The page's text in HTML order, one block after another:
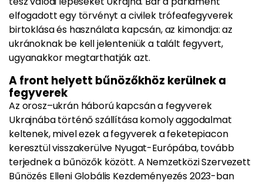
elfogadott egy törvényt a civilek trófeafegyverek
birtoklása és használata kapcsán, az kimondja: az
ukránoknak be kell jelenteniük a talált fegyvert,
ugyanakkor megtarthatják azt.
A front helyett bűnözőkhöz kerülnek a
fegyverek
Az orosz–ukrán háború kapcsán a fegyverek
Ukrajnába történő szállítása komoly aggodalmat
keltenek, mivel ezek a fegyverek a feketepiacon
keresztül visszakerülve Nyugat-Európába, tovább
terjednek a bűnözők között. A Nemzetközi Szervezett
Bűnözés Elleni Globális Kezdeményezés 2023-ban